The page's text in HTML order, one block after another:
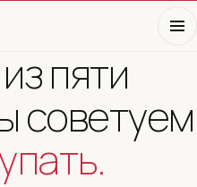
пяти
советуем